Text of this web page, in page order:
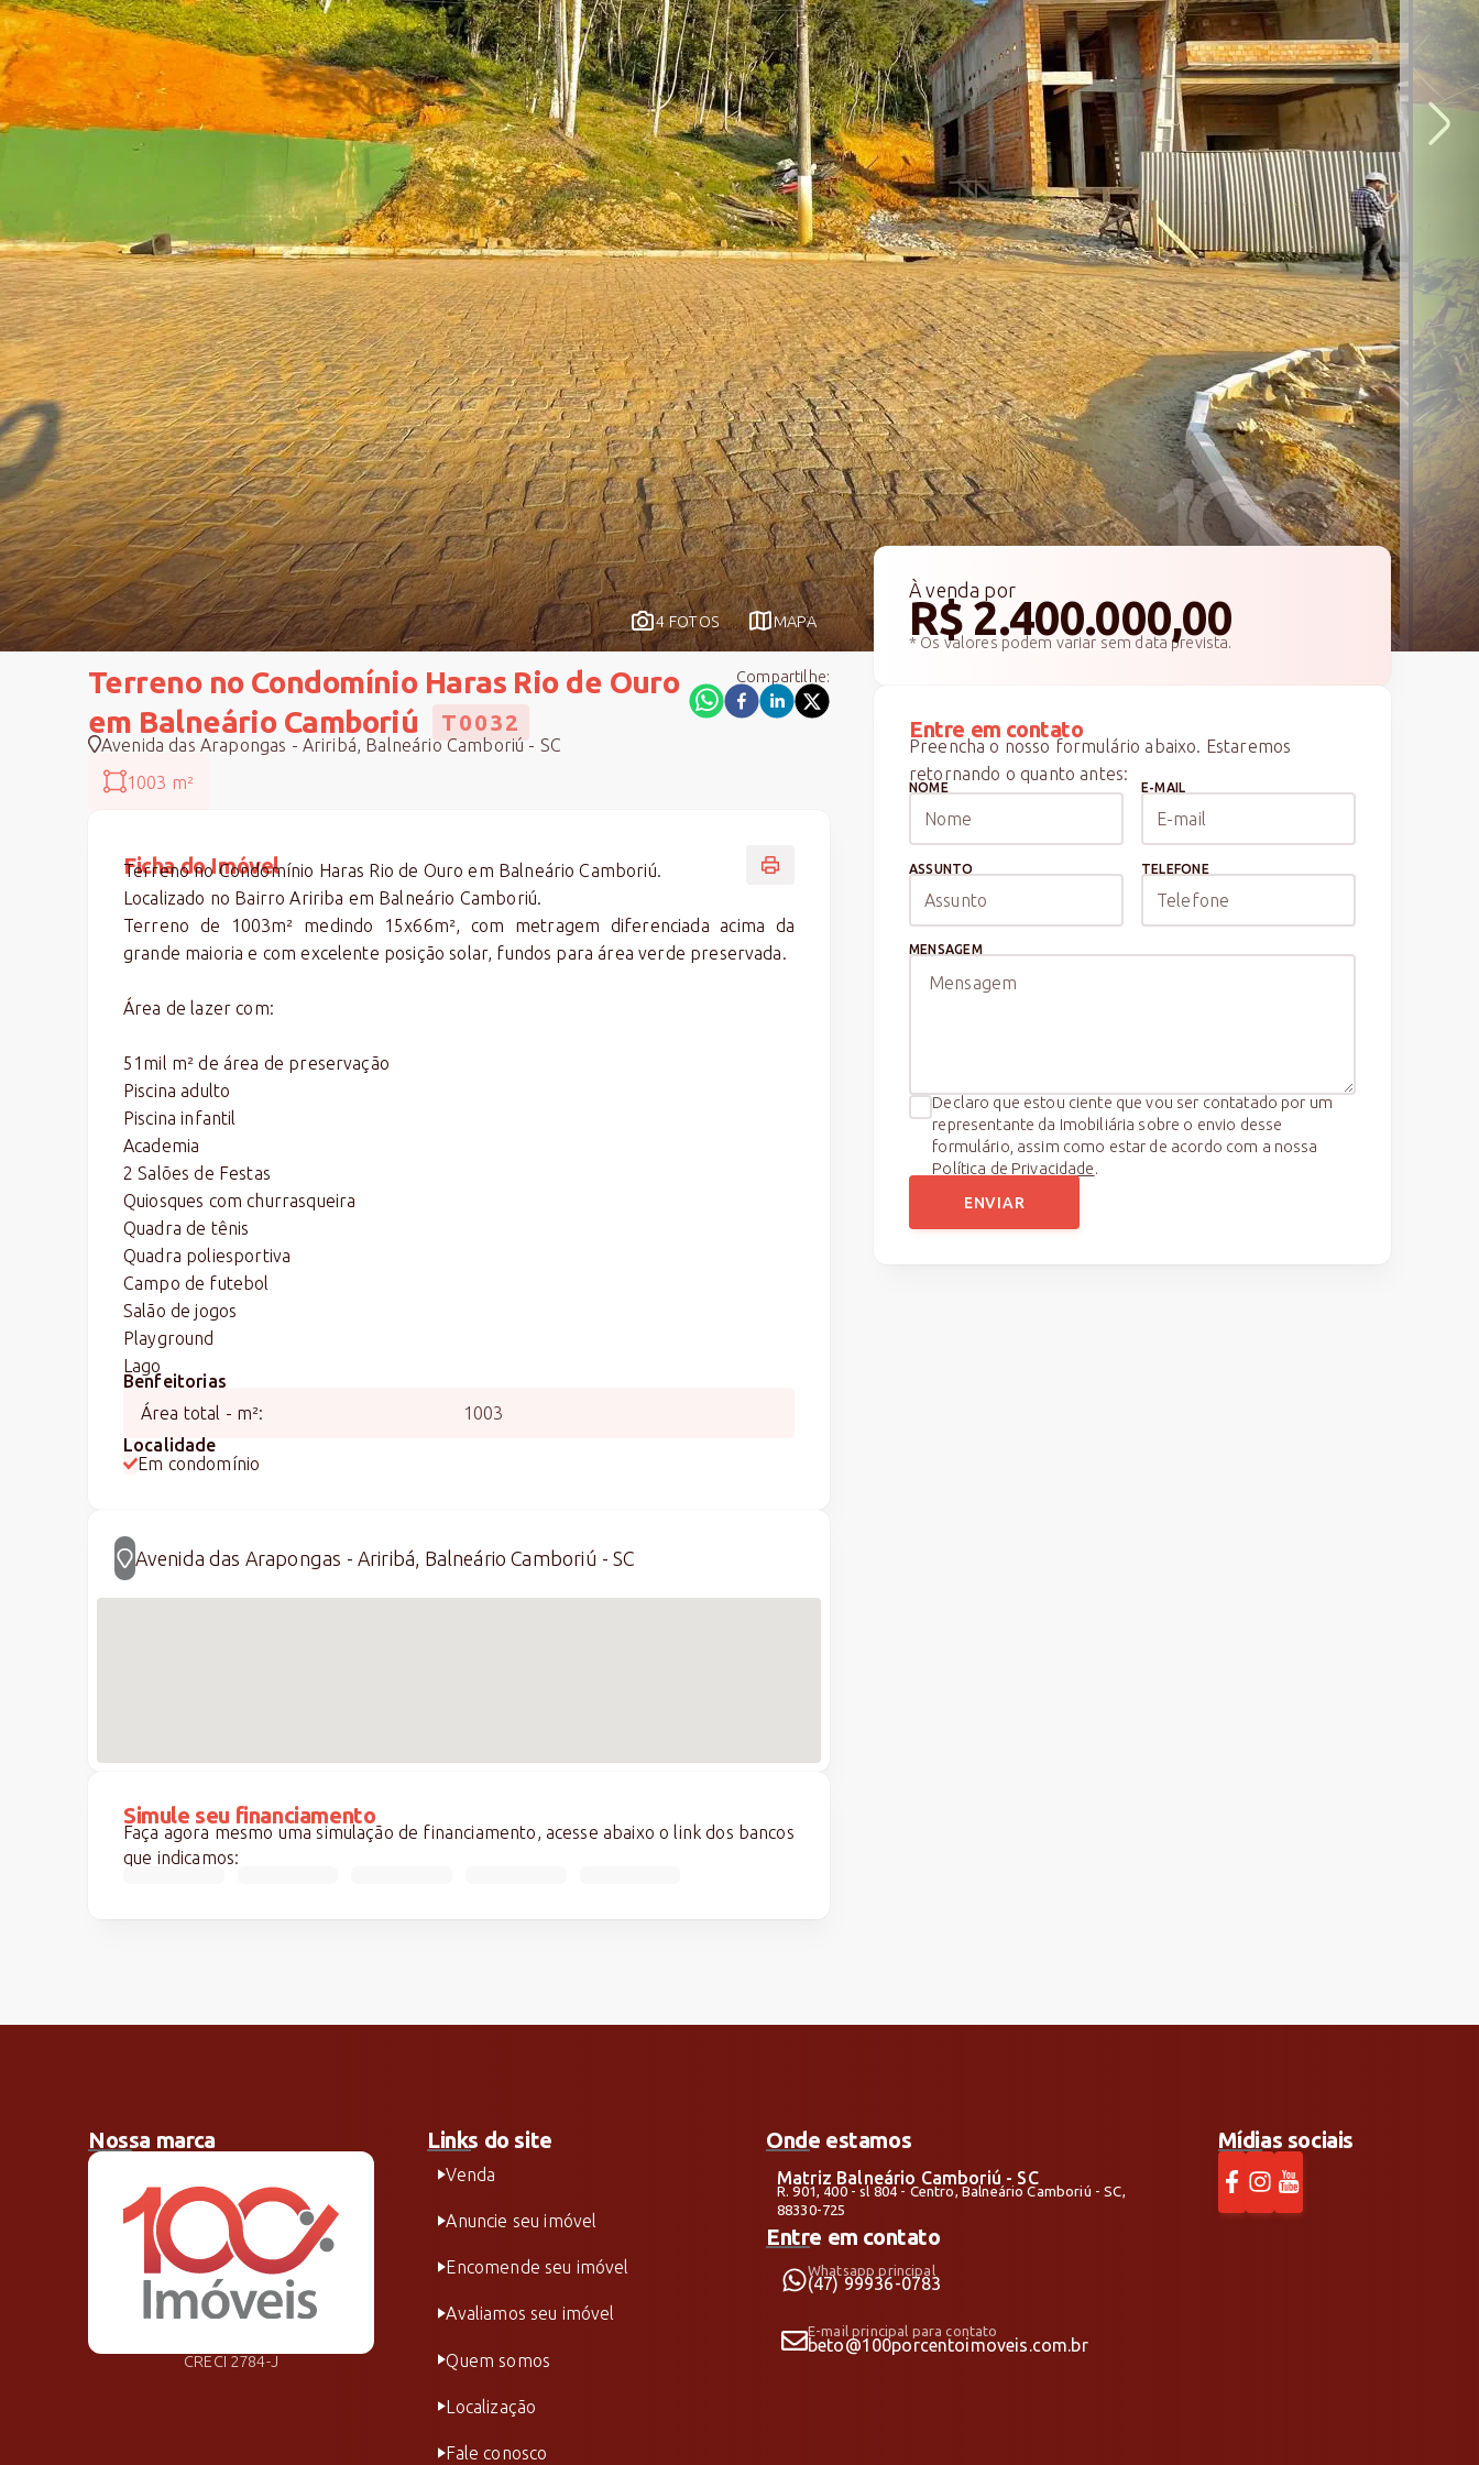
4 FOTOS MAPA
Terreno no Condomínio Haras Rio de Ouro
em Balneário Camboriú
T0032
Avenida das Arapongas - Ariribá, Balneário Camboriú - SC
Compartilhe:
1003 m²
Ficha do Imóvel
Terreno no Condomínio Haras Rio de Ouro em Balneário Camboriú.
Localizado no Bairro Aririba em Balneário Camboriú.
Terreno de 1003m² medindo 15x66m², com metragem diferenciada acima da
grande maioria e com excelente posição solar, fundos para área verde preservada.
Área de lazer com:
51mil m² de área de preservação
Piscina adulto
Piscina infantil
Academia
2 Salões de Festas
Quiosques com churrasqueira
Quadra de tênis
Quadra poliesportiva
Campo de futebol
Salão de jogos
Playground
Lago
Benfeitorias
Área total - m²:
1003
Localidade
Em condomínio
Avenida das Arapongas - Ariribá, Balneário Camboriú - SC
Simule seu financiamento
Faça agora mesmo uma simulação de financiamento, acesse abaixo o link dos bancos
que indicamos:
À venda por
R$ 2.400.000,00
* Os valores podem variar sem data prevista.
Entre em contato
Preencha o nosso formulário abaixo. Estaremos
retornando o quanto antes:
NOME E-MAIL
ASSUNTO TELEFONE
MENSAGEM
Declaro que estou ciente que vou ser contatado por um
representante da Imobiliária sobre o envio desse
formulário, assim como estar de acordo com a nossa
Política de Privacidade.
ENVIAR
Nossa marca
CRECI 2784-J
Links do site
Venda
Anuncie seu imóvel
Encomende seu imóvel
Avaliamos seu imóvel
Quem somos
Localização
Fale conosco
Onde estamos
Matriz Balneário Camboriú - SC
R. 901, 400 - sl 804 - Centro, Balneário Camboriú - SC,
88330-725
Entre em contato
Whatsapp principal
(47) 99936-0783
E-mail principal para contato
beto@100porcentoimoveis.com.br
Mídias sociais